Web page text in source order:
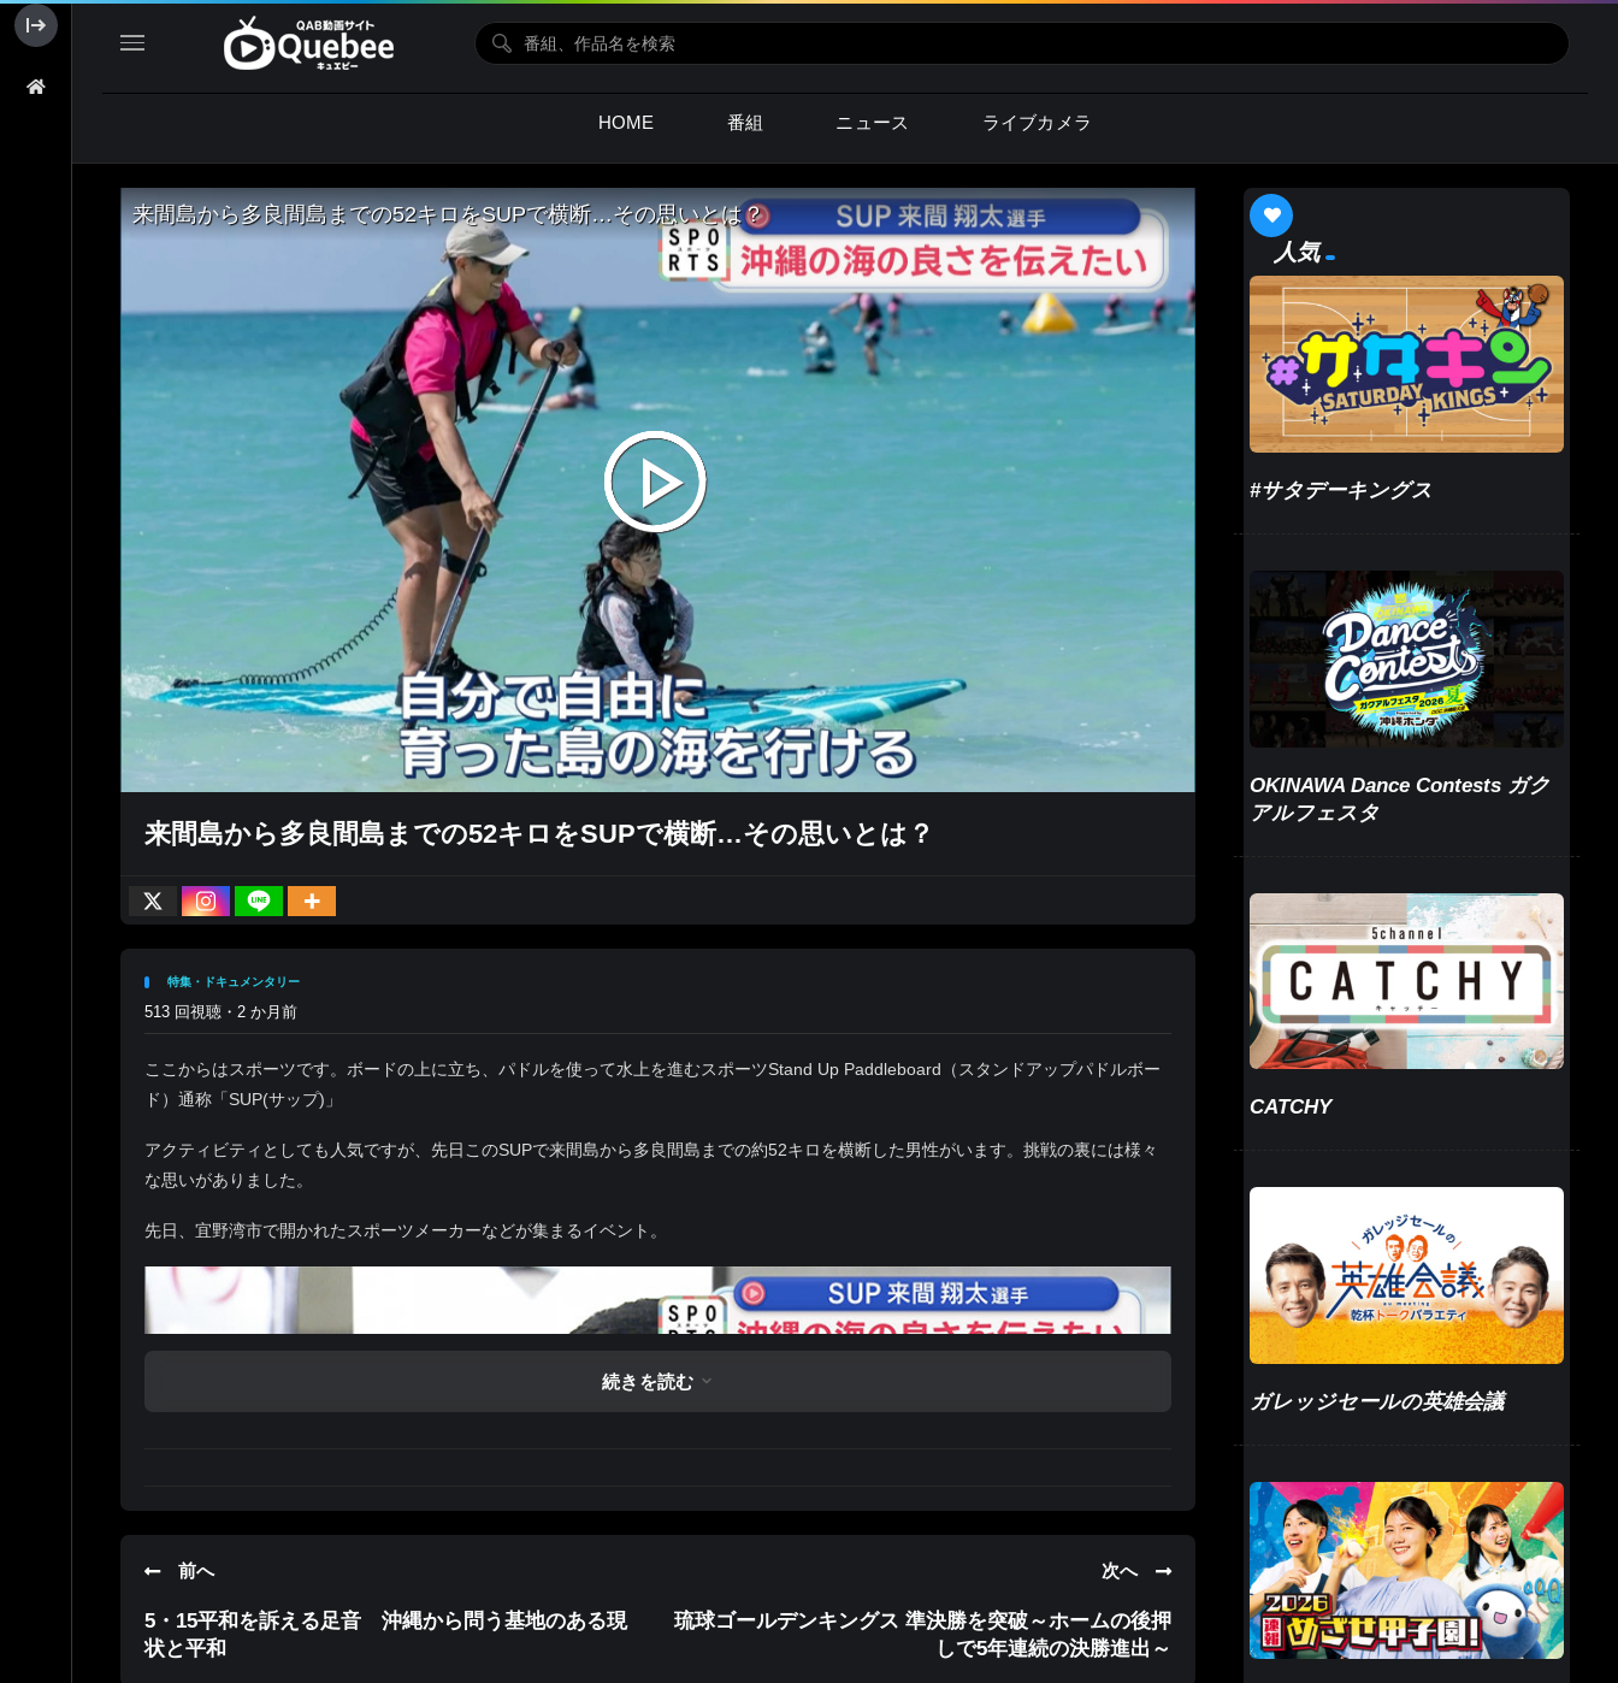
HOME 番組 ニュース ライブカメラ
来間島から多良間島までの52キロをSUPで横断…その思いとは？
来間島から多良間島までの52キロをSUPで横断…その思いとは？
特集・ドキュメンタリー
513 回視聴・2 か月前
ここからはスポーツです。ボードの上に立ち、パドルを使って水上を進むスポーツStand Up Paddleboard（スタンドアップパドルボー
ド）通称「SUP(サップ)」
アクティビティとしても人気ですが、先日このSUPで来間島から多良間島までの約52キロを横断した男性がいます。挑戦の裏には様々
な思いがありました。
先日、宜野湾市で開かれたスポーツメーカーなどが集まるイベント。
続きを読む
前へ
5・15平和を訴える足音 沖縄から問う基地のある現
状と平和
次へ
琉球ゴールデンキングス 準決勝を突破～ホームの後押
しで5年連続の決勝進出～
人気
#サタデーキングス
OKINAWA Dance Contests ガク
アルフェスタ
CATCHY
ガレッジセールの英雄会議